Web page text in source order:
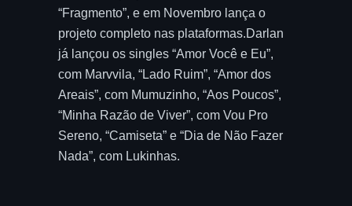
“Fragmento”, e em Novembro lança o
projeto completo nas plataformas.Darlan
já lançou os singles “Amor Você e Eu”,
com Marvvila, “Lado Ruim”, “Amor dos
Areais”, com Mumuzinho, “Aos Poucos”,
“Minha Razão de Viver”, com Vou Pro
Sereno, “Camiseta” e “Dia de Não Fazer
Nada”, com Lukinhas.